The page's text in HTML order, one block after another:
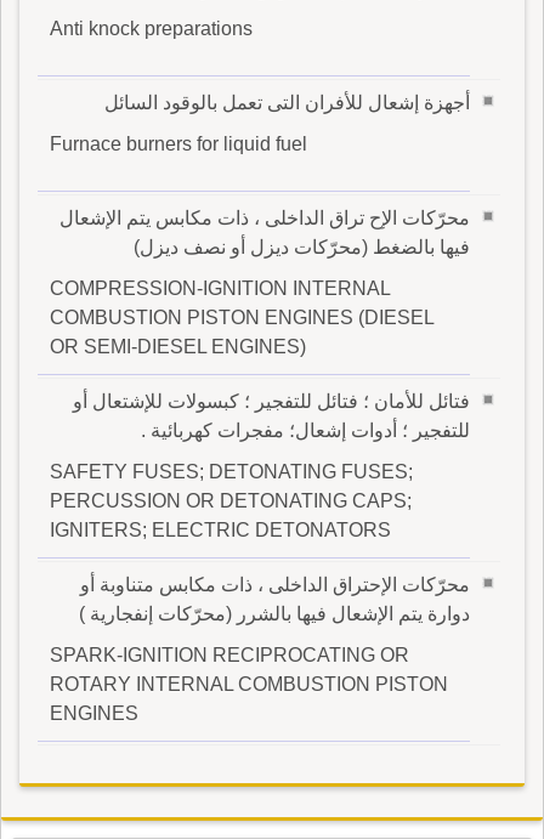
Anti knock preparations
أجهزة إشعال للأفران التى تعمل بالوقود السائل
Furnace burners for liquid fuel
محرّكات الإح تراق الداخلى ، ذات مكابس يتم الإشعال
فيها بالضغط (محرّكات ديزل أو نصف ديزل)
COMPRESSION-IGNITION INTERNAL
COMBUSTION PISTON ENGINES (DIESEL
OR SEMI-DIESEL ENGINES)
فتائل للأمان ؛ فتائل للتفجير ؛ كبسولات للإشتعال أو
للتفجير ؛ أدوات إشعال؛ مفجرات كهربائية .
SAFETY FUSES; DETONATING FUSES;
PERCUSSION OR DETONATING CAPS;
IGNITERS; ELECTRIC DETONATORS
محرّكات الإحتراق الداخلى ، ذات مكابس متناوبة أو
دوارة يتم الإشعال فيها بالشرر (محرّكات إنفجارية )
SPARK-IGNITION RECIPROCATING OR
ROTARY INTERNAL COMBUSTION PISTON
ENGINES